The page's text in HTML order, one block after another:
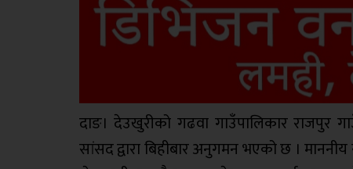
दाङ। देउखुरीको गढवा गाउँपालिकार राजपुर
सांसद द्वारा बिहीबार अनुगमन भएको छ ।